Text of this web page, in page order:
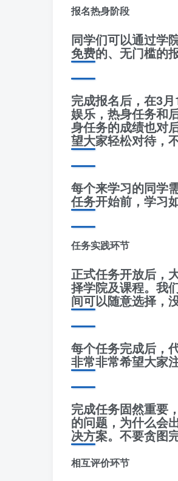
报名热身阶段
同学们可以通过
免费的、无门槛的
完成报名后，在3
娱乐，热身任务和
身任务的成绩也对
望大家轻松对待，
每个来学习的同学
任务开始前，学习
任务实践环节
正式任务开放后，
择学院及课程。我
间可以随意选择，
每个任务完成后，
非常非常希望大家
完成任务固然重要
的问题，为什么会
决方案。不要贪图
相互评价环节